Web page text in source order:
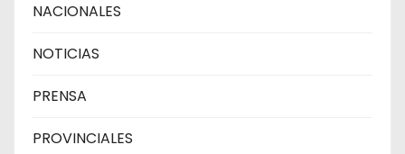
NACIONALES
NOTICIAS
PRENSA
PROVINCIALES